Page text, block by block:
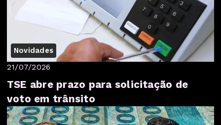
Novidades
21/07/2026
TSE abre prazo para solicitação de
voto em trânsito